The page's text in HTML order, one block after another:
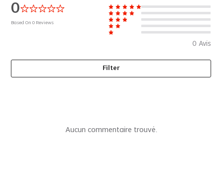
0
Based On0 Reviews
0 Avis
Filter
Aucun commentaire trouvé.